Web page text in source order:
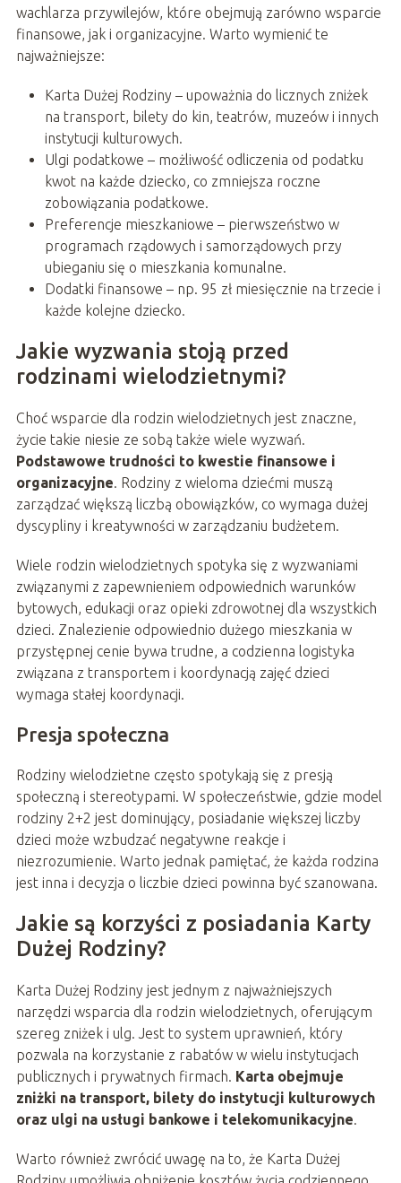
wachlarza przywilejów, które obejmują zarówno wsparcie
finansowe, jak i organizacyjne. Warto wymienić te
najważniejsze:
Karta Dużej Rodziny – upoważnia do licznych zniżek
na transport, bilety do kin, teatrów, muzeów i innych
instytucji kulturowych.
Ulgi podatkowe – możliwość odliczenia od podatku
kwot na każde dziecko, co zmniejsza roczne
zobowiązania podatkowe.
Preferencje mieszkaniowe – pierwszeństwo w
programach rządowych i samorządowych przy
ubieganiu się o mieszkania komunalne.
Dodatki finansowe – np. 95 zł miesięcznie na trzecie i
każde kolejne dziecko.
Jakie wyzwania stoją przed
rodzinami wielodzietnymi?
Choć wsparcie dla rodzin wielodzietnych jest znaczne,
życie takie niesie ze sobą także wiele wyzwań.
Podstawowe trudności to kwestie finansowe i
organizacyjne. Rodziny z wieloma dziećmi muszą
zarządzać większą liczbą obowiązków, co wymaga dużej
dyscypliny i kreatywności w zarządzaniu budżetem.
Wiele rodzin wielodzietnych spotyka się z wyzwaniami
związanymi z zapewnieniem odpowiednich warunków
bytowych, edukacji oraz opieki zdrowotnej dla wszystkich
dzieci. Znalezienie odpowiednio dużego mieszkania w
przystępnej cenie bywa trudne, a codzienna logistyka
związana z transportem i koordynacją zajęć dzieci
wymaga stałej koordynacji.
Presja społeczna
Rodziny wielodzietne często spotykają się z presją
społeczną i stereotypami. W społeczeństwie, gdzie model
rodziny 2+2 jest dominujący, posiadanie większej liczby
dzieci może wzbudzać negatywne reakcje i
niezrozumienie. Warto jednak pamiętać, że każda rodzina
jest inna i decyzja o liczbie dzieci powinna być szanowana.
Jakie są korzyści z posiadania Karty
Dużej Rodziny?
Karta Dużej Rodziny jest jednym z najważniejszych
narzędzi wsparcia dla rodzin wielodzietnych, oferującym
szereg zniżek i ulg. Jest to system uprawnień, który
pozwala na korzystanie z rabatów w wielu instytucjach
publicznych i prywatnych firmach. Karta obejmuje
zniżki na transport, bilety do instytucji kulturowych
oraz ulgi na usługi bankowe i telekomunikacyjne.
Warto również zwrócić uwagę na to, że Karta Dużej